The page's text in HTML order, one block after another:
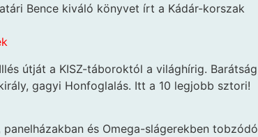
Bence kiváló könyvet írt a Kádár-korszak
útját a KISZ-táboroktól a világhírig. Barátság
gagyi Honfoglalás. Itt a 10 legjobb sztori!
és Omega-slágerekben tobzódó